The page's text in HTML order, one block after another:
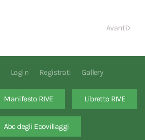
Avanti
Login Registrati Gallery
Manifesto RIVE Libretto RIVE
Abc degli Ecovillaggi